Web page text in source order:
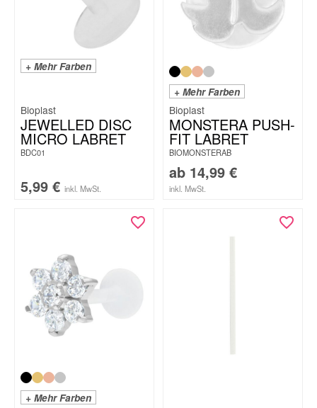
+ Mehr Farben
Bioplast
JEWELLED DISC
MICRO LABRET
BDC01
5,99 € inkl. MwSt.
+ Mehr Farben
Bioplast
MONSTERA PUSH-
FIT LABRET
BIOMONSTERAB
ab 14,99 €
inkl. MwSt.
+ Mehr Farben